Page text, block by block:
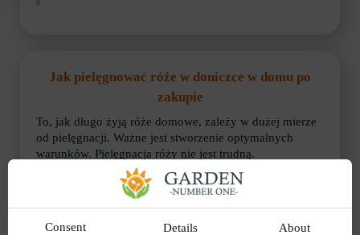
Jak pielęgnować róże w doniczce w domu po
zakupie
To, jak długo żyją róże domowe, zależy w dużej mierze
od pielęgnacji. Ważne jest stworzenie optymalnych
warunków. Pielęgnacja róży nie jest trudną.
Lokalizacja i oświetlenie
Consent Details About